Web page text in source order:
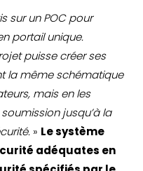
sur un POC pour
portail unique.
puisse créer ses
la même schématique
mais en les
jusqu’à la
» Le système
adéquates en